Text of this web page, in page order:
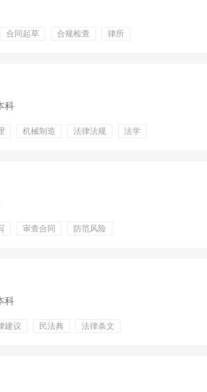
合同起草 合规检查
律所
科
机械制造 法律法规
法学
审查合同
防范风险
科
建议 民法典
法律条文